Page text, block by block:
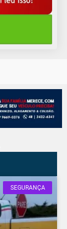
SEGURANÇA